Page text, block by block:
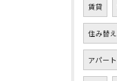
賃貸
住み替え
アパート